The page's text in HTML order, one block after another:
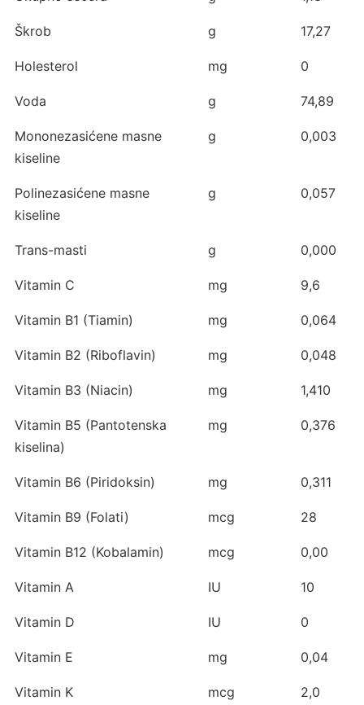
Škrob g 17,27
Holesterol mg 0
Voda g 74,89
Mononezasićene masne
kiseline
g 0,003
Polinezasićene masne
kiseline
g 0,057
Trans-masti g 0,000
Vitamin C mg 9,6
Vitamin B1 (Tiamin) mg 0,064
Vitamin B2 (Riboflavin) mg 0,048
Vitamin B3 (Niacin) mg 1,410
Vitamin B5 (Pantotenska
kiselina)
mg 0,376
Vitamin B6 (Piridoksin) mg 0,311
Vitamin B9 (Folati) mcg 28
Vitamin B12 (Kobalamin) mcg 0,00
Vitamin A IU 10
Vitamin D IU 0
Vitamin E mg 0,04
Vitamin K mcg 2,0